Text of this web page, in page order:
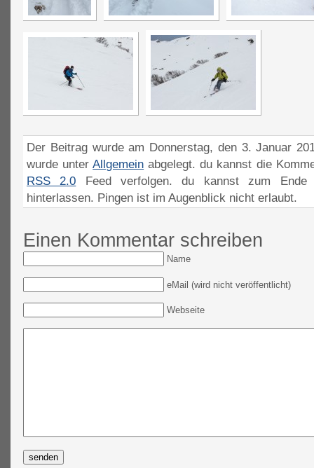
Der Beitrag wurde am Donnerstag, den 3. Januar
wurde unterAllgemein abgelegt. du kannst die
RSS 2.0 Feed verfolgen. du kannst zum Ende
hinterlassen. Pingen ist im Augenblick nicht erlaubt.
Einen Kommentar schreiben
Name
eMail (wird nicht veröffentlicht)
Webseite